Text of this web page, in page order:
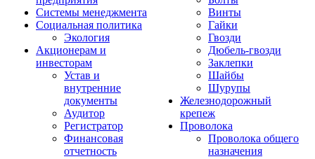
Системы менеджмента
Социальная политика
Экология
Акционерам и
инвесторам
Устав и
внутренние
документы
Аудитор
Регистратор
Финансовая
отчетность
Винты
Гайки
Гвозди
Дюбель-гвозди
Заклепки
Шайбы
Шурупы
Железнодорожный
крепеж
Проволока
Проволока общего
назначения